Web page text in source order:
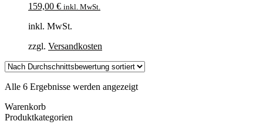
159,00 € inkl. MwSt.
inkl. MwSt.
zzgl. Versandkosten
Alle 6 Ergebnisse werden angezeigtNach
Warenkorb
Produktkategorien